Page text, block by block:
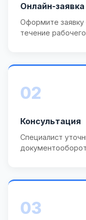
Онлайн-заявка
Оформите
течение
02
Консультация
Специалист
03